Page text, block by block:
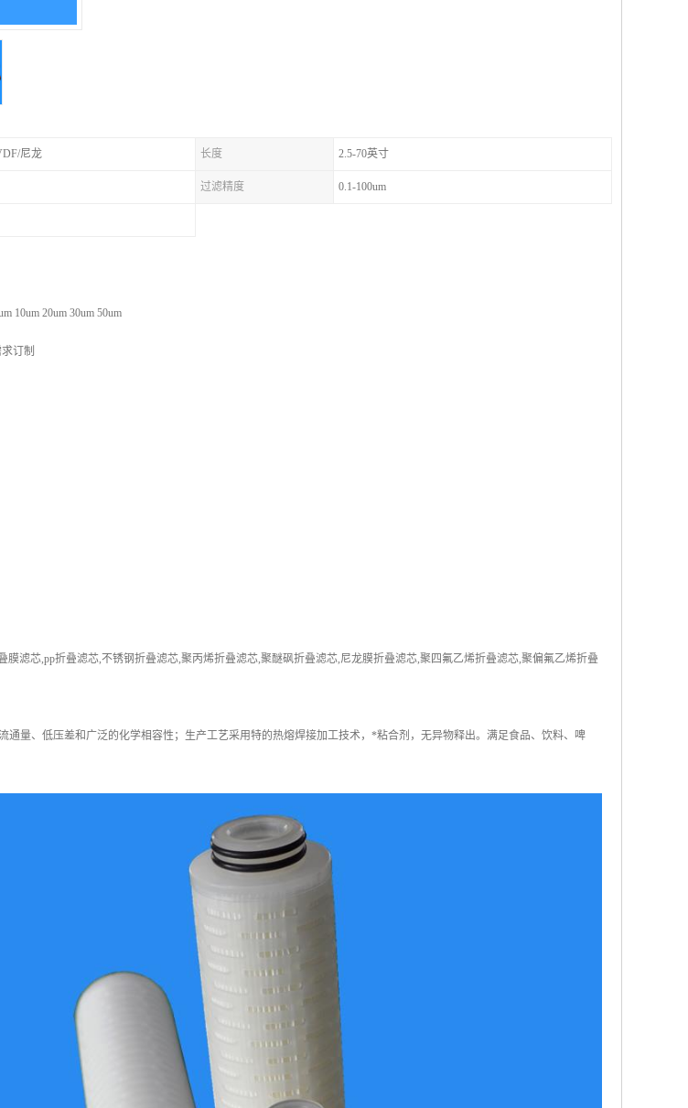
尼龙 长度 2.5-70英寸
过滤精度 0.1-100um
10um 20um 30um 50um
订制
膜滤芯,pp折叠滤芯,不锈钢折叠滤芯,聚丙烯折叠滤芯,聚醚砜折叠滤芯,尼龙膜折叠滤芯,聚四氟乙烯折叠滤芯,聚偏氟乙烯折叠
通量、低压差和广泛的化学相容性；生产工艺采用特的热熔焊接加工技术，*粘合剂，无异物释出。满足食品、饮料、啤